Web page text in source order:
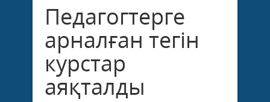
Педагогтерге
арналған тегін
курстар
аяқталды